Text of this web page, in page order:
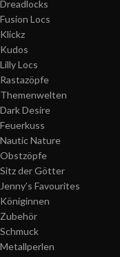
Dreadlocks
Fusion Locs
Klickz
Kudos
Lilly Locs
Rastazöpfe
Themenwelten
Dark Desire
Feuerkuss
Nautic Nature
Obstzöpfe
Sitz der Götter
Jenny’s Favourites
Königinnen
Zubehör
Schmuck
Metallperlen